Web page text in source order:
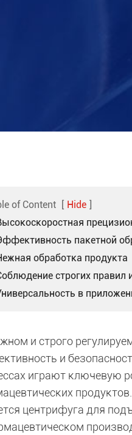
of Content [ Hide ]
пакетной
обработка продукта
строгих правил
в
и строго
и
играют ключевую
центрифуга для